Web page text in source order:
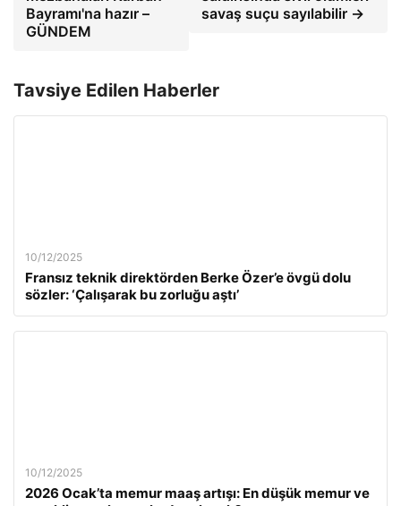
Bayramı'na hazır –
GÜNDEM
savaş suçu sayılabilir →
Tavsiye Edilen Haberler
10/12/2025
Fransız teknik direktörden Berke Özer’e övgü dolu
sözler: ‘Çalışarak bu zorluğu aştı’
10/12/2025
2026 Ocak’ta memur maaş artışı: En düşük memur ve